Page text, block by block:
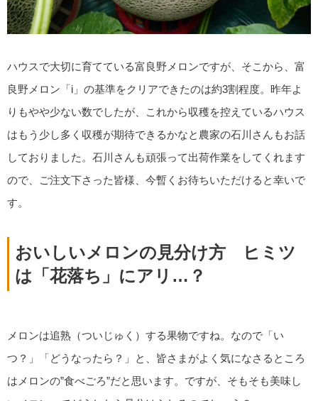
ハウスで大切に育てている富良野メロンですが、そこから、富
良野メロン「i」の基準をクリアできたのは約3割程度。昨年よ
りもやや少ない数でしたが、これから収穫を控えているハウス
はもう少し多く収穫が期待できるかなと農家の石川さんもお話
しておりました。石川さんも頑張って出荷作業をしてくれます
ので、ご注文下さった皆様、今暫くお待ちいただけると幸いで
す。
おいしいメロンの見分け方 ヒミツ
は「花落ち」にアリ…？
メロンは追熟（ついじゅく）する果物ですね。なので「い
つ？」「どうなったら？」と、皆さまがよく気になさるところ
はメロンの”食べごろ”だと思います。ですが、そもそも美味し